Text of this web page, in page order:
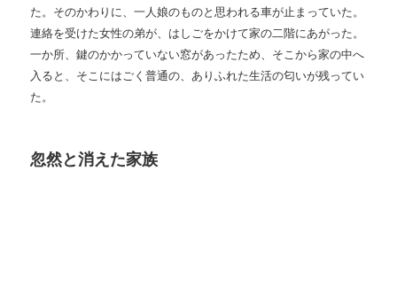
た。そのかわりに、一人娘のものと思われる車が止まっていた。
連絡を受けた女性の弟が、はしごをかけて家の二階にあがった。
一か所、鍵のかかっていない窓があったため、そこから家の中へ
入ると、そこにはごく普通の、ありふれた生活の匂いが残ってい
た。
忽然と消えた家族